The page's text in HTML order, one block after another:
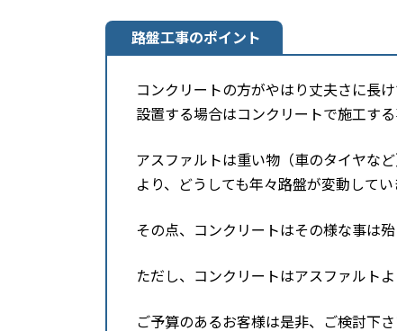
路盤工事のポイント
コンクリートの方がやはり丈夫さに長
設置する場合はコンクリートで施工す
アスファルトは重い物（車のタイヤな
より、どうしても年々路盤が変動してい
その点、コンクリートはその様な事は殆
ただし、コンクリートはアスファルト
ご予算のあるお客様は是非、ご検討下